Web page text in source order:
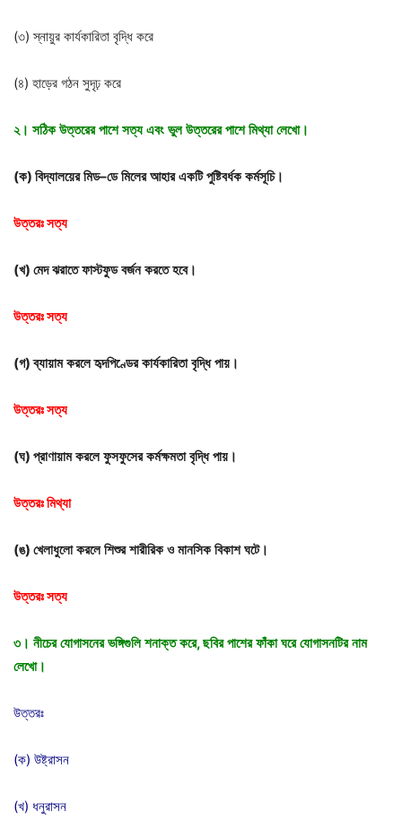
(৩) স্নায়ুর কার্যকারিতা বৃদ্ধি করে
(৪) হাড়ের গঠন সুদৃঢ় করে
২। সঠিক উত্তরের পাশে সত্য এবং ভুল উত্তরের পাশে মিথ্যা লেখো।
(ক) বিদ্যালয়ের মিড–ডে মিলের আহার একটি পুষ্টিবর্ধক কর্মসূচি।
উত্তরঃসত্য
(খ) মেদ ঝরাতে ফাস্টফুড বর্জন করতে হবে।
উত্তরঃসত্য
(গ)ব্যায়াম করলে হৃদপিণ্ডের কার্যকারিতা বৃদ্ধি পায়।
উত্তরঃসত্য
(ঘ) প্রাণায়াম করলে ফুসফুসের কর্মক্ষমতা বৃদ্ধি পায়।
উত্তরঃমিথ্যা
(ঙ) খেলাধুলো করলে শিশুর শারীরিক ও মানসিক বিকাশ ঘটে।
উত্তরঃসত্য
৩। নীচের যোগাসনের ভঙ্গিগুলি শনাক্ত করে,ছবির পাশের ফাঁকা ঘরে যোগাসনটির নাম
লেখো।
উত্তরঃ
(ক) উষ্ট্রাসন
(খ) ধনুরাসন